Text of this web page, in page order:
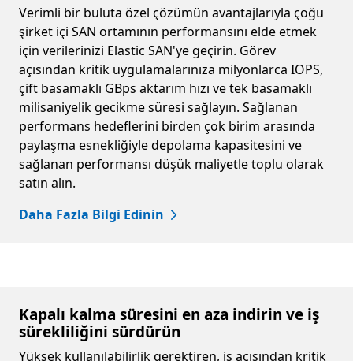
Verimli bir buluta özel çözümün avantajlarıyla çoğu
şirket içi SAN ortamının performansını elde etmek
için verilerinizi Elastic SAN'ye geçirin. Görev
açısından kritik uygulamalarınıza milyonlarca IOPS,
çift basamaklı GBps aktarım hızı ve tek basamaklı
milisaniyelik gecikme süresi sağlayın. Sağlanan
performans hedeflerini birden çok birim arasında
paylaşma esnekliğiyle depolama kapasitesini ve
sağlanan performansı düşük maliyetle toplu olarak
satın alın.
Daha Fazla Bilgi Edinin
Kapalı kalma süresini en aza indirin ve iş
sürekliliğini sürdürün
Yüksek kullanılabilirlik gerektiren, iş açısından kritik